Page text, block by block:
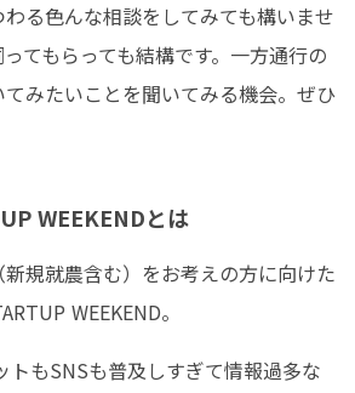
る色んな相談をしてみても構いませ
てもらっても結構です。一方通行の
みたいことを聞いてみる機会。ぜひ
WEEKENDとは
規就農含む）をお考えの方に向けた
WEEKEND。